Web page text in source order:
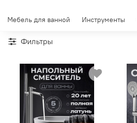
Мебель для ванной Инструменты
Фильтры